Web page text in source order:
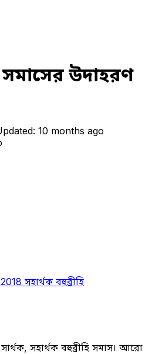
উদাহরণ
10 months ago
2018 সহার্থক বহুব্রীহি
সহাৰ্থক বহুব্রীহি সমাস। আরাে